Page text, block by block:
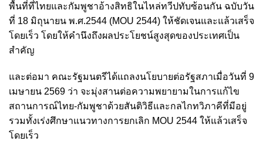
พื้นที่ที่ไทยและกัมพูชาอ้างสิทธิในไหล่ทวีปทับซ้อนกัน ฉบับวัน
ที่ 18 มิถุนายน พ.ศ.2544 (MOU 2544) ให้ชัดเจนและแล้วเสร็จ
โดยเร็ว โดยให้คำนึงถึงผลประโยชน์สูงสุดของประเทศเป็น
สำคัญ
และต่อมา คณะรัฐมนตรีได้แถลงนโยบายต่อรัฐสภาเมื่อวันที่ 9
เมษายน 2569 ว่า จะมุ่งสานต่อความพยายามในการแก้ไข
สถานการณ์ไทย-กัมพูชาด้วยสันติวิธีและกลไกทวิภาคีที่มีอยู่
รวมทั้งเร่งศึกษาแนวทางการยกเลิก MOU 2544 ให้แล้วเสร็จ
โดยเร็ว